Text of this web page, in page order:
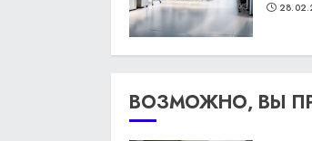
ВОЗМОЖНО, ВЫ